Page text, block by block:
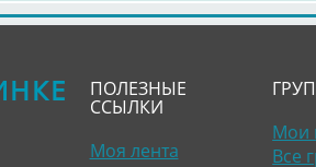
ПОЛЕЗНЫЕ
ССЫЛКИ
Моя лента
Мои
Все